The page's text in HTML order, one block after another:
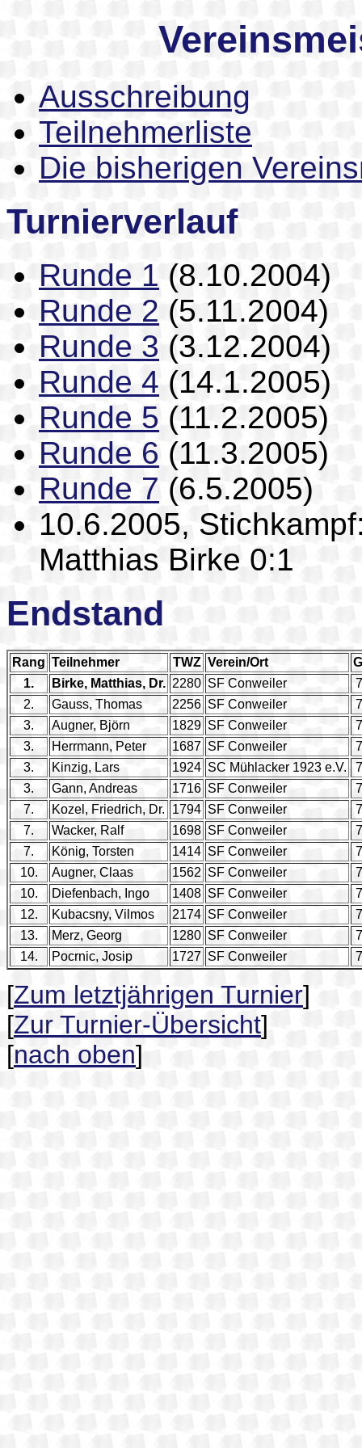
Ausschreibung
Teilnehmerliste
Die bisherigen
Turnierverlauf
Runde 1 (8.10.2004)
Runde 2 (5.11.2004)
Runde 3 (3.12.2004)
Runde 4 (14.1.2005)
Runde 5 (11.2.2005)
Runde 6 (11.3.2005)
Runde 7 (6.5.2005)
10.6.2005,
Matthias Birke 0:1
Endstand
Rang Teilnehmer TWZ Verein/Ort
G
1.
Birke, Matthias, Dr. 2280 SF Conweiler
7
2.
Gauss, Thomas 2256 SF Conweiler
7
3.
Augner, Björn 1829 SF Conweiler
7
3.
Herrmann, Peter 1687 SF Conweiler
7
3.
Kinzig, Lars 1924 SC Mühlacker 1923 e.V.
7
3.
Gann, Andreas 1716 SF Conweiler
7
7.
Kozel, Friedrich, Dr. 1794 SF Conweiler
7
7.
Wacker, Ralf 1698 SF Conweiler
7
7.
König, Torsten 1414 SF Conweiler
7
10.
Augner, Claas 1562 SF Conweiler
7
10.
Diefenbach, Ingo 1408 SF Conweiler
7
12.
Kubacsny, Vilmos 2174 SF Conweiler
7
13.
Merz, Georg 1280 SF Conweiler
7
14.
Pocrnic, Josip 1727 SF Conweiler 7
[Zum letztjährigen Turnier]
[Zur Turnier-Übersicht]
[nach oben]